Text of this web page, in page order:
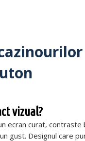
vizual?
ecran curat,
gust. Designul care